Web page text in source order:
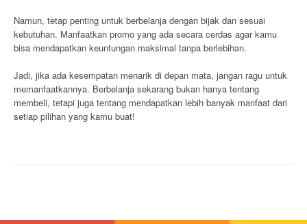
Namun, tetap penting untuk berbelanja dengan bijak dan sesuai
kebutuhan. Manfaatkan promo yang ada secara cerdas agar kamu
bisa mendapatkan keuntungan maksimal tanpa berlebihan.
Jadi, jika ada kesempatan menarik di depan mata, jangan ragu untuk
memanfaatkannya. Berbelanja sekarang bukan hanya tentang
membeli, tetapi juga tentang mendapatkan lebih banyak manfaat dari
setiap pilihan yang kamu buat!